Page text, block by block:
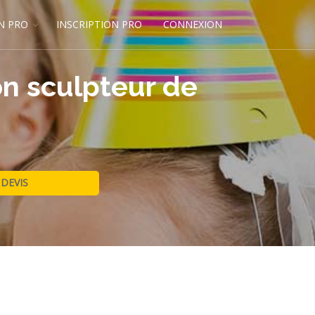
PRO INSCRIPTION PRO CONNEXION
sculpteur de